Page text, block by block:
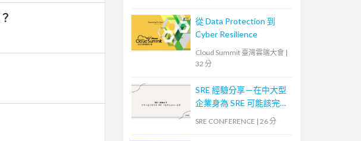
從 Data Protection 到
Cyber Resilience
Cloud Summit 臺灣雲端大會 |
32 分
SRE 經驗分享－在中大型
企業身為 SRE 可能該完成
SRE CONFERENCE | 26 分